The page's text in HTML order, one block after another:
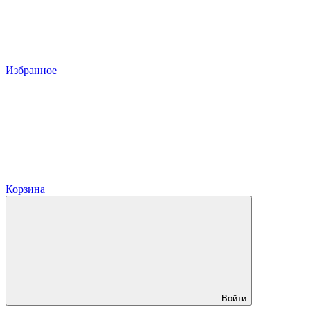
Избранное
Корзина
Войти